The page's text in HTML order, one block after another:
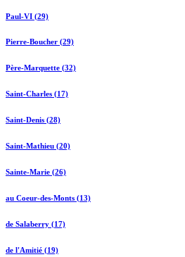
Paul-VI (29)
Pierre-Boucher (29)
Père-Marquette (32)
Saint-Charles (17)
Saint-Denis (28)
Saint-Mathieu (20)
Sainte-Marie (26)
au Coeur-des-Monts (13)
de Salaberry (17)
de l'Amitié (19)